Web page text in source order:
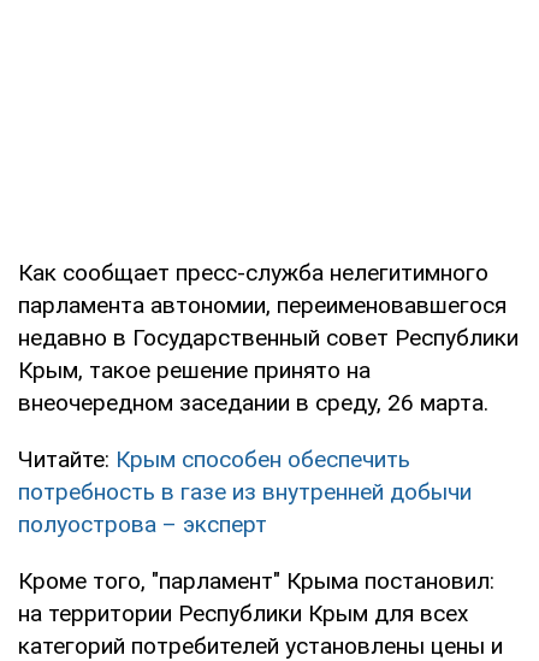
Как сообщает пресс-служба нелегитимного
парламента автономии, переименовавшегося
недавно в Государственный совет Республики
Крым, такое решение принято на
внеочередном заседании в среду, 26 марта.
Читайте: Крым способен обеспечить
потребность в газе из внутренней добычи
полуострова – эксперт
Кроме того, "парламент" Крыма постановил:
на территории Республики Крым для всех
категорий потребителей установлены цены и